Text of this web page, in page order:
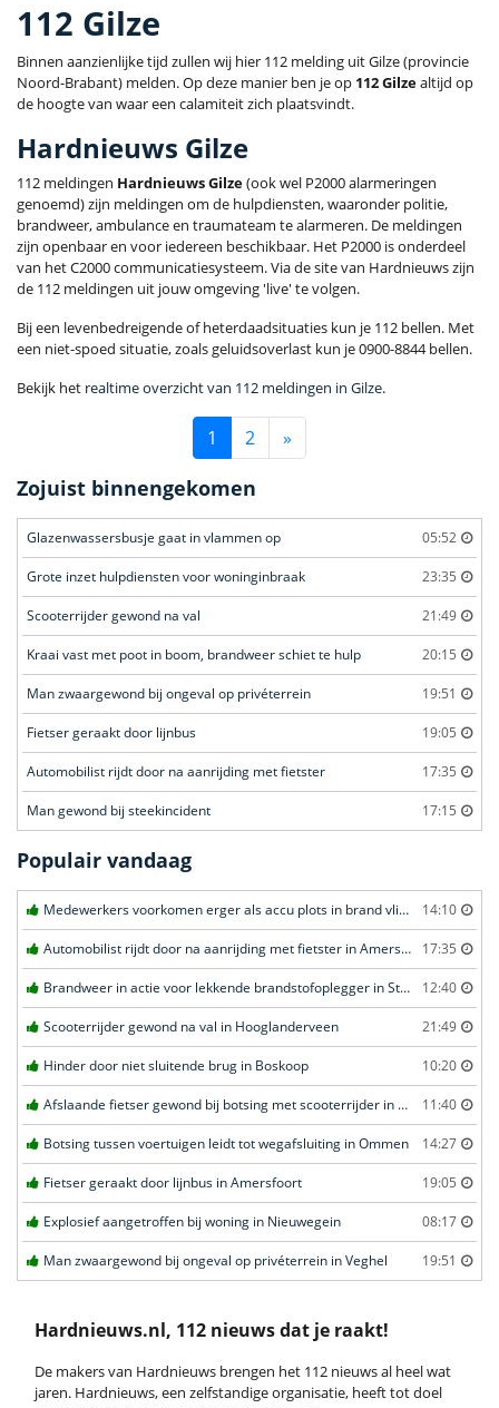
112 Gilze
Binnen aanzienlijke tijd zullen wij hier 112 melding uit Gilze (provincie
Noord-Brabant) melden. Op deze manier ben je op 112 Gilzealtijd op
de hoogte van waar een calamiteit zich plaatsvindt.
Hardnieuws Gilze
112 meldingen Hardnieuws Gilze(ook wel P2000 alarmeringen
genoemd) zijn meldingen om de hulpdiensten, waaronder politie,
brandweer, ambulance en traumateam te alarmeren. De meldingen
zijn openbaar en voor iedereen beschikbaar. Het P2000 is onderdeel
van het C2000 communicatiesysteem. Via de site van Hardnieuws zijn
de 112 meldingen uit jouw omgeving 'live' te volgen.
Bij een levenbedreigende of heterdaadsituaties kun je 112 bellen. Met
een niet-spoed situatie, zoals geluidsoverlast kun je 0900-8844 bellen.
Bekijk het realtime overzicht van 112 meldingen in Gilze.
1 2 »
Zojuist binnengekomen
Glazenwassersbusje gaat in vlammen op 05:52
Grote inzet hulpdiensten voor woninginbraak 23:35
Scooterrijder gewond na val 21:49
Kraai vast met poot in boom, brandweer schiet te hulp 20:15
Man zwaargewond bij ongeval op privéterrein 19:51
Fietser geraakt door lijnbus 19:05
Automobilist rijdt door na aanrijding met fietster 17:35
Man gewond bij steekincident 17:15
Populair vandaag
Medewerkers voorkomen erger als accu plots in brand vliegt in Amersfoort 14:10
Automobilist rijdt door na aanrijding met fietster in Amersfoort 17:35
Brandweer in actie voor lekkende brandstofoplegger in Stroe 12:40
Scooterrijder gewond na val in Hooglanderveen 21:49
Hinder door niet sluitende brug in Boskoop 10:20
Afslaande fietser gewond bij botsing met scooterrijder in Katwijk 11:40
Botsing tussen voertuigen leidt tot wegafsluiting in Ommen 14:27
Fietser geraakt door lijnbus in Amersfoort 19:05
Explosief aangetroffen bij woning in Nieuwegein 08:17
Man zwaargewond bij ongeval op privéterrein in Veghel 19:51
Hardnieuws.nl, 112 nieuws dat je raakt!
De makers van Hardnieuws brengen het 112 nieuws al heel wat
jaren. Hardnieuws, een zelfstandige organisatie, heeft tot doel